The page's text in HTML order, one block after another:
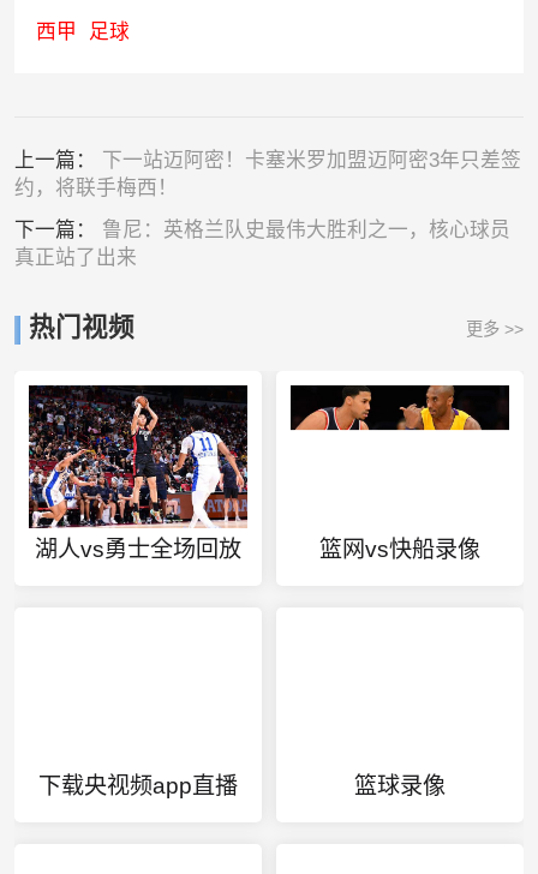
西甲 足球
上一篇：
下一站迈阿密！卡塞米罗加盟迈阿密3年只差签
约，将联手梅西！
下一篇： 鲁尼：英格兰队史最伟大胜利之一，核心球员
真正站了出来
热门视频 更多 >>
湖人vs勇士全场回放 篮网vs快船录像
下载央视频app直播 篮球录像